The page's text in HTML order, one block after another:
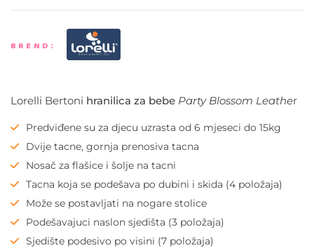
BREND:
Lorelli Bertoni hranilica za bebe Party Blossom Leather
Predviđene su za djecu uzrasta od 6 mjeseci do 15kg
Dvije tacne, gornja prenosiva tacna
Nosač za flašice i šolje na tacni
Tacna koja se podešava po dubini i skida (4 položaja)
Može se postavljati na nogare stolice
Podešavajuci naslon sjedišta (3 položaja)
Sjedište podesivo po visini (7 položaja)